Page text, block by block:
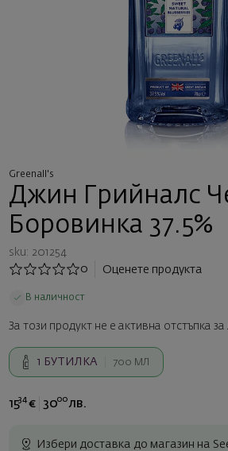
Greenall's
Джин Грийналс
Боровинка 37.5%
sku: 201254
0
Оценете продукта
В наличност
За този продукт не е активна отстъпка
1 БУТИЛКА 700 МЛ
1534 € 3000 лв.
Избери доставка до магазин на